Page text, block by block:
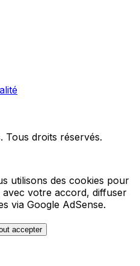
Tous droits réservés.
utilisons des cookies pour
votre accord, diffuser
via Google AdSense.
accepter